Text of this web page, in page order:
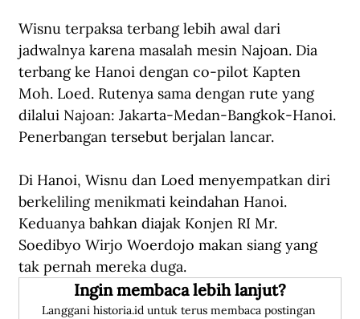
Wisnu terpaksa terbang lebih awal dari
jadwalnya karena masalah mesin Najoan. Dia
terbang ke Hanoi dengan co-pilot Kapten
Moh. Loed. Rutenya sama dengan rute yang
dilalui Najoan: Jakarta-Medan-Bangkok-Hanoi.
Penerbangan tersebut berjalan lancar.
Di Hanoi, Wisnu dan Loed menyempatkan diri
berkeliling menikmati keindahan Hanoi.
Keduanya bahkan diajak Konjen RI Mr.
Soedibyo Wirjo Woerdojo makan siang yang
tak pernah mereka duga.
Ingin membaca lebih lanjut?
Langgani historia.id untuk terus membaca postingan